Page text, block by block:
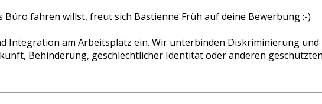
fahren willst, freut sich Bastienne Früh auf deine Bewerbung :-)
Integration am Arbeitsplatz ein. Wir unterbinden Diskriminierung
Behinderung, geschlechtlicher Identität oder anderen